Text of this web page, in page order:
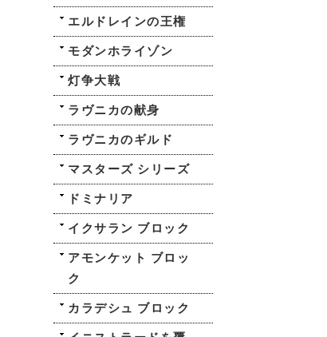
エルドレインの王権
モダンホライゾン
灯争大戦
ラヴニカの献身
ラヴニカのギルド
マスターズ シリーズ
ドミナリア
イクサラン ブロック
アモンケット ブロッ
ク
カラデシュ ブロック